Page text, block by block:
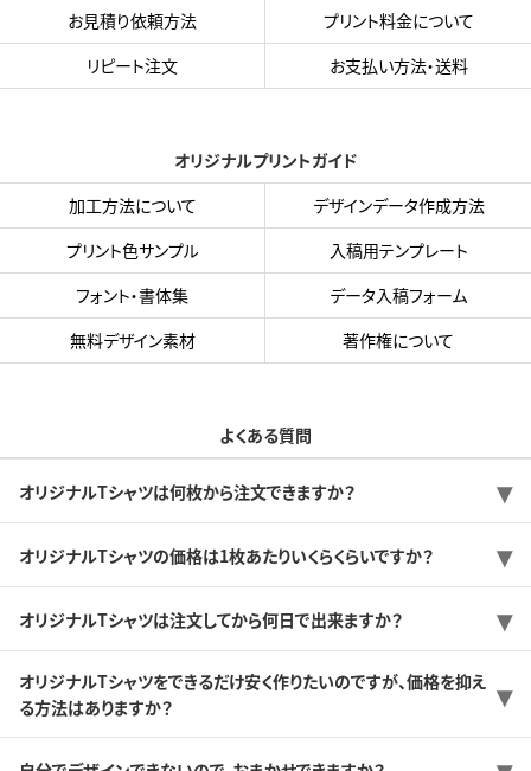
お見積り依頼方法
プリント料金について
リピート注文
お支払い方法・送料
オリジナルプリントガイド
加工方法について
デザインデータ作成方法
プリント色サンプル
入稿用テンプレート
フォント・書体集
データ入稿フォーム
無料デザイン素材
著作権について
よくある質問
オリジナルTシャツは何枚から注文できますか？
オリジナルTシャツの価格は1枚あたりいくらくらいですか？
オリジナルTシャツは注文してから何日で出来ますか？
オリジナルTシャツをできるだけ安く作りたいのですが、価格を抑え
る方法はありますか？